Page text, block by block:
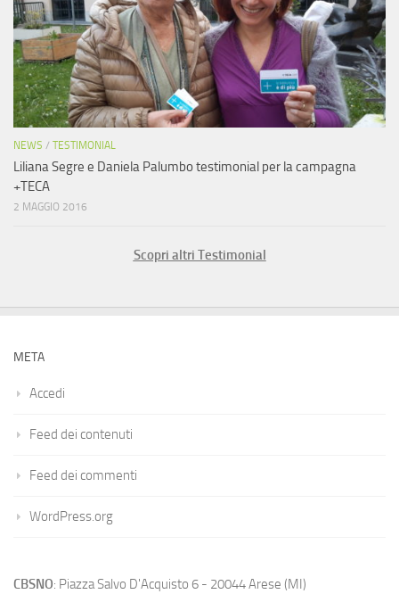
NEWS / TESTIMONIAL
Liliana Segre e Daniela Palumbo testimonial per la campagna
+TECA
2 MAGGIO 2016
Scopri altri Testimonial
META
Accedi
Feed dei contenuti
Feed dei commenti
WordPress.org
CBSNO: Piazza Salvo D'Acquisto 6 - 20044 Arese (MI)